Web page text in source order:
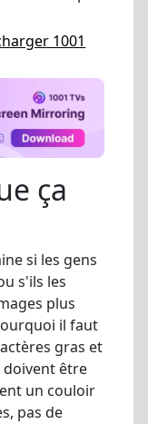
1001
ça
si les gens
s'ils les
plus
il faut
gras et
doivent être
un couloir
pas de